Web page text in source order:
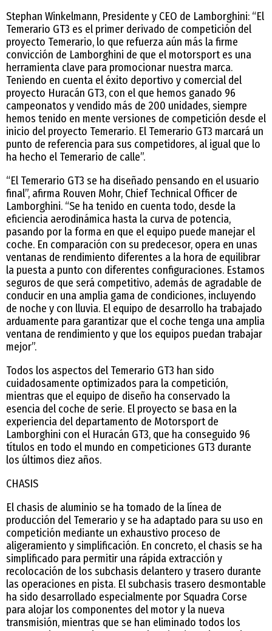
Stephan Winkelmann, Presidente y CEO de Lamborghini: “El
Temerario GT3 es el primer derivado de competición del
proyecto Temerario, lo que refuerza aún más la firme
convicción de Lamborghini de que el motorsport es una
herramienta clave para promocionar nuestra marca.
Teniendo en cuenta el éxito deportivo y comercial del
proyecto Huracán GT3, con el que hemos ganado 96
campeonatos y vendido más de 200 unidades, siempre
hemos tenido en mente versiones de competición desde el
inicio del proyecto Temerario. El Temerario GT3 marcará un
punto de referencia para sus competidores, al igual que lo
ha hecho el Temerario de calle”.
“El Temerario GT3 se ha diseñado pensando en el usuario
final”, afirma Rouven Mohr, Chief Technical Officer de
Lamborghini. “Se ha tenido en cuenta todo, desde la
eficiencia aerodinámica hasta la curva de potencia,
pasando por la forma en que el equipo puede manejar el
coche. En comparación con su predecesor, opera en unas
ventanas de rendimiento diferentes a la hora de equilibrar
la puesta a punto con diferentes configuraciones. Estamos
seguros de que será competitivo, además de agradable de
conducir en una amplia gama de condiciones, incluyendo
de noche y con lluvia. El equipo de desarrollo ha trabajado
arduamente para garantizar que el coche tenga una amplia
ventana de rendimiento y que los equipos puedan trabajar
mejor”.
Todos los aspectos del Temerario GT3 han sido
cuidadosamente optimizados para la competición,
mientras que el equipo de diseño ha conservado la
esencia del coche de serie. El proyecto se basa en la
experiencia del departamento de Motorsport de
Lamborghini con el Huracán GT3, que ha conseguido 96
títulos en todo el mundo en competiciones GT3 durante
los últimos diez años.
CHASIS
El chasis de aluminio se ha tomado de la línea de
producción del Temerario y se ha adaptado para su uso en
competición mediante un exhaustivo proceso de
aligeramiento y simplificación. En concreto, el chasis se ha
simplificado para permitir una rápida extracción y
recolocación de los subchasis delantero y trasero durante
las operaciones en pista. El subchasis trasero desmontable
ha sido desarrollado especialmente por Squadra Corse
para alojar los componentes del motor y la nueva
transmisión, mientras que se han eliminado todos los